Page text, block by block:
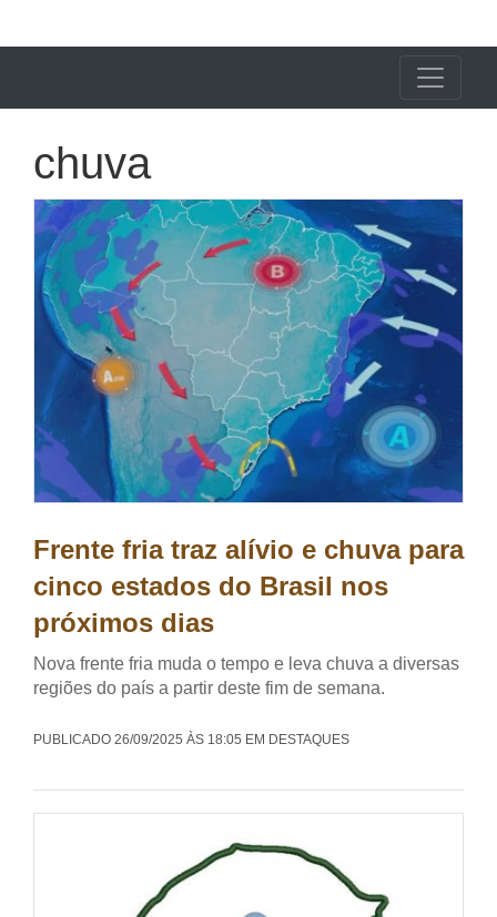
chuva
Frente fria traz alívio e chuva para
cinco estados do Brasil nos
próximos dias
Nova frente fria muda o tempo e leva chuva a diversas
regiões do país a partir deste fim de semana.
PUBLICADO 26/09/2025 ÀS 18:05 EM DESTAQUES